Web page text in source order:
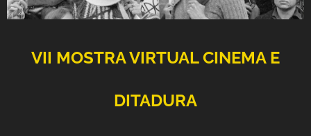
VII MOSTRA VIRTUAL CINEMA E
DITADURA